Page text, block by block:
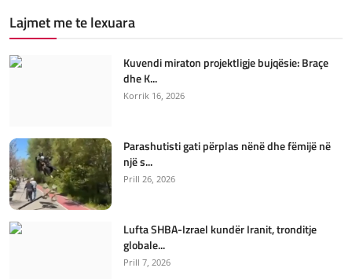
Lajmet me te lexuara
Kuvendi miraton projektligje bujqësie: Braçe
dhe K...
Korrik 16, 2026
Parashutisti gati përplas nënë dhe fëmijë në
një s...
Prill 26, 2026
Lufta SHBA-Izrael kundër Iranit, tronditje
globale...
Prill 7, 2026